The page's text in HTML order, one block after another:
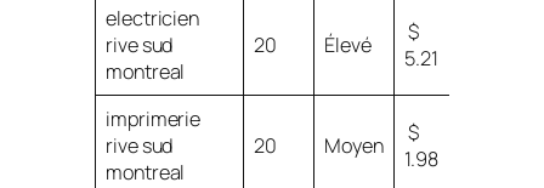
electricien
rive sud
montreal
20 Élevé
$
5.21
imprimerie
rive sud
montreal
20 Moyen
$
1.98